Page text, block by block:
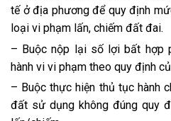
tế ở địa phương để quy định
loại vi phạm lấn, chiếm đất đai.
– Buộc nộp lại số lợi bất hợp
hành vi vi phạm theo quy định
– Buộc thực hiện thủ tục hành
đất sử dụng không đúng quy